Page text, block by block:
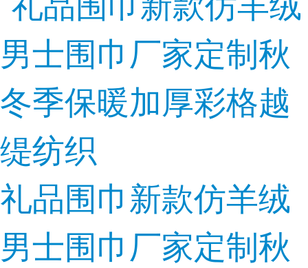
礼品围巾新款仿羊绒
男士围巾厂家定制秋